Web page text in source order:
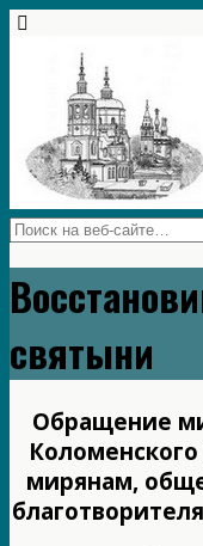
святыни
Обращение
мирянам,